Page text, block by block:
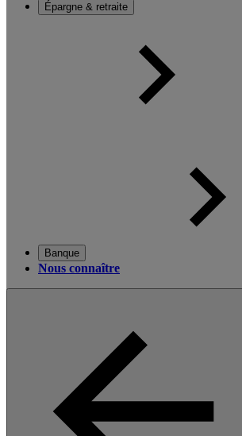
Épargne & retraite
Banque
Nous connaître